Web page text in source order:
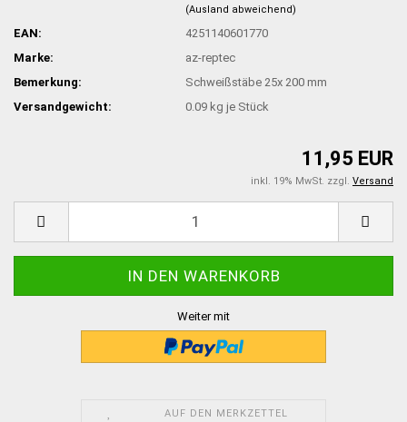
(Ausland abweichend)
EAN:
4251140601770
Marke:
az-reptec
Bemerkung:
Schweißstäbe 25x 200 mm
Versandgewicht:
0.09 kg je Stück
11,95 EUR
inkl. 19% MwSt. zzgl. Versand
Weiter mit
AUF DEN MERKZETTEL